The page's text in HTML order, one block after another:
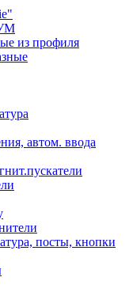
из профиля
автом. ввода
посты, кнопки